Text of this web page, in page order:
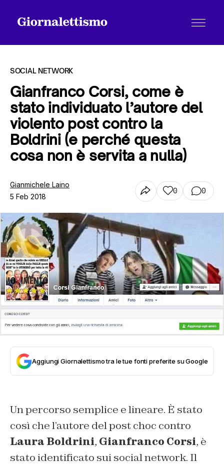
Tutti gli articoli
Chi siamo
Contatti
SOCIAL NETWORK
Gianfranco Corsi, come è
stato individuato l’autore del
violento post contro la
Boldrini (e perché questa
cosa non è servita a nulla)
Gianmichele Laino
5 Feb 2018
0 0
Aggiungi Giornalettismo tra le tue fonti preferite su Google
Un percorso semplice e lineare. È stato
così che l’autore del post choc contro
Laura Boldrini, Gianfranco Corsi, è
stato identificato sui social network. Il